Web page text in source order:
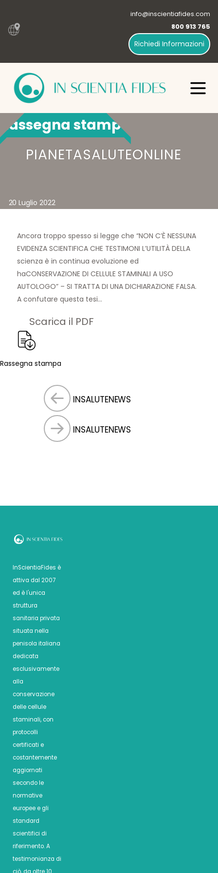
info@inscientiafides.com
800 913 765
Richiedi Informazioni
PIANETASALUTEONLINE
20 Luglio 2022
Rassegna stampa
Ancora troppo spesso si legge che “NON C’È NESSUNA
EVIDENZA SCIENTIFICA CHE TESTIMONI L’UTILITÀ DELLA
scienza è in continua evoluzione ed
haCONSERVAZIONE DI CELLULE STAMINALI A USO
AUTOLOGO” – SI TRATTA DI UNA DICHIARAZIONE FALSA.
A confutare questa tesi…
Scarica il PDF
Rassegna stampa
INSALUTENEWS
INSALUTENEWS
InScientiaFides è
attiva dal 2007
ed è l'unica
struttura
sanitaria privata
situata nella
penisola italiana
dedicata
esclusivamente
alla
conservazione
delle cellule
staminali, con
protocolli
certificati e
costantemente
aggiornati
secondo le
normative
europee e gli
standard
scientifici di
riferimento. A
testimonianza di
ciò, da oltre 10